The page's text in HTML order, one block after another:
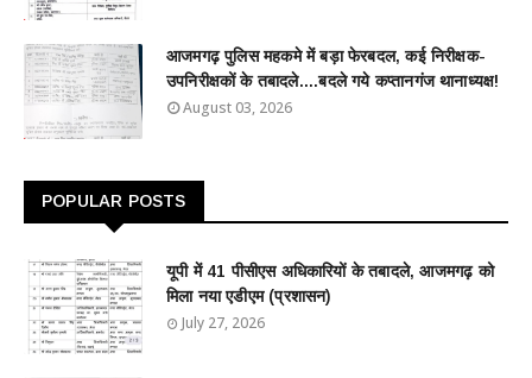
आजमगढ़ पुलिस महकमे में बड़ा फेरबदल, कई निरीक्षक-
उपनिरीक्षकों के तबादले....बदले गये कप्तानगंज थानाध्यक्ष!
August 03, 2026
POPULAR POSTS
यूपी में 41 पीसीएस अधिकारियों के तबादले, आजमगढ़ को
मिला नया एडीएम (प्रशासन)
July 27, 2026